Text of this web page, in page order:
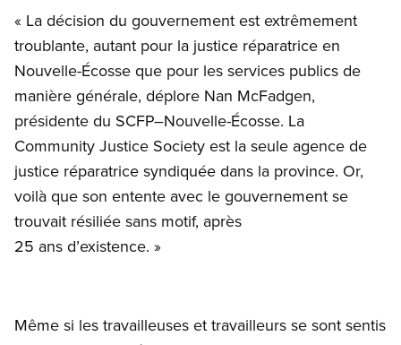
« La décision du gouvernement est extrêmement
troublante, autant pour la justice réparatrice en
Nouvelle-Écosse que pour les services publics de
manière générale, déplore Nan McFadgen,
présidente du SCFP–Nouvelle-Écosse. La
Community Justice Society est la seule agence de
justice réparatrice syndiquée dans la province. Or,
voilà que son entente avec le gouvernement se
trouvait résiliée sans motif, après
25 ans d’existence. »
Même si les travailleuses et travailleurs se sont sentis